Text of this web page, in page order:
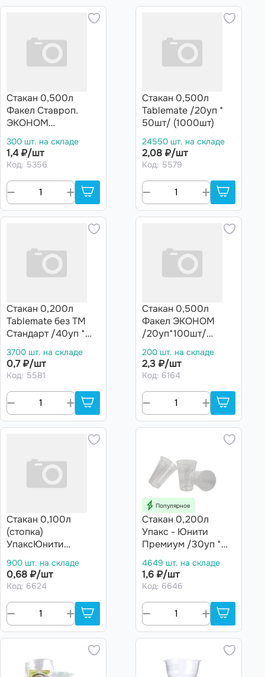
Стакан 0,500л
Факел Ставроп.
ЭКОНОМ
1500шт)
300 шт. на складе
1,4 ₽/шт
Код: 5356
Стакан 0,500л
Tablemate /20уп *
50шт/ (1000шт)
24550 шт. на складе
2,08 ₽/шт
Код: 5579
Стакан 0,200л
Tablemate без ТМ
Стандарт /40уп *
3700 шт. на складе
0,7 ₽/шт
Код: 5581
Стакан 0,500л
Факел ЭКОНОМ
/20уп*100шт/
200 шт. на складе
2,3 ₽/шт
Код: 6164
Стакан 0,100л
(стопка)
УпаксЮнити
/40уп * 100шт/
(4000 шт)
900 шт. на складе
0,68 ₽/шт
Код: 6624
Популярное
Стакан 0,200л
Упакс - Юнити
Премиум /30уп *
(шт.)
4649 шт. на складе
1,6 ₽/шт
Код: 6646